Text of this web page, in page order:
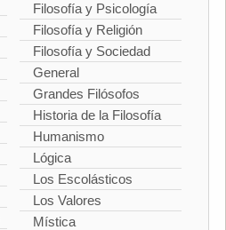
Filosofía y Psicología
Filosofía y Religión
Filosofía y Sociedad
General
Grandes Filósofos
Historia de la Filosofía
Humanismo
Lógica
Los Escolásticos
Los Valores
Mística